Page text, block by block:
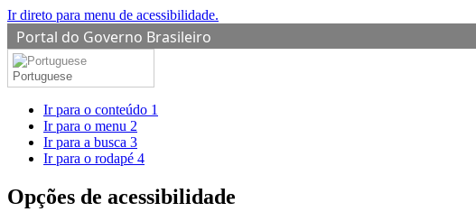
Ir direto para menu de acessibilidade.
Portal do Governo Brasileiro
Portuguese
Ir para o conteúdo 1
Ir para o menu 2
Ir para a busca 3
Ir para o rodapé 4
Opções de acessibilidade